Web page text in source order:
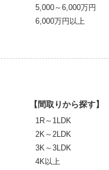
5,000～6,000万円
6,000万円以上
【間取りから探す】
1R～1LDK
2K～2LDK
3K～3LDK
4K以上